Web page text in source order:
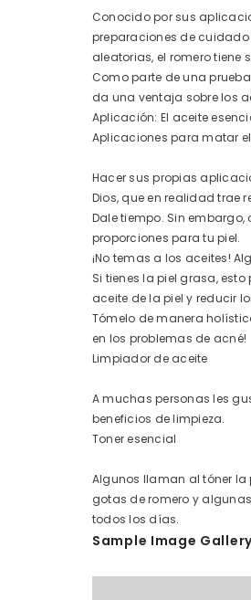
Conocido por sus
preparaciones de
aleatorias, el romero tiene
Como parte de una
da una ventaja sobre los
Aplicación: El aceite
Aplicaciones para matar
Hacer sus propias
Dios, que en realidad trae
Dale tiempo. Sin
proporciones para tu piel.
¡No temas a los aceites!
Si tienes la piel grasa,
aceite de la piel y reducir
Tómelo de manera
en los problemas de acné!
Limpiador de aceite
A muchas personas les
beneficios de limpieza.
Toner esencial
Algunos llaman al tóner la
gotas de romero y
todos los días.
Sample Image